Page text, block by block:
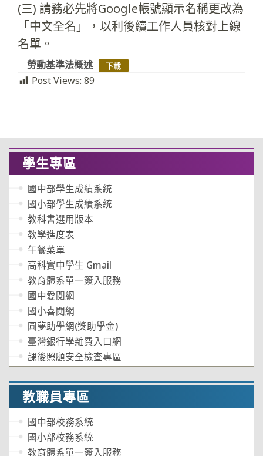
(三) 請務必先將Google帳號顯示名稱更改為
「中文全名」，以利後續工作人員核對上線
名單。
勞動基準法概述 下載
Post Views: 89
學生專區
國中部學生成績系統
國小部學生成績系統
教科書選用版本
教學進度表
午餐菜單
高科實中學生 Gmail
教育體系單一簽入服務
國中愛閱網
國小喜閱網
圓夢助學網(獎助學金)
臺灣銀行學雜費入口網
課後照顧安全檢查專區
教職員專區
國中部校務系統
國小部校務系統
教育體系單一簽入服務